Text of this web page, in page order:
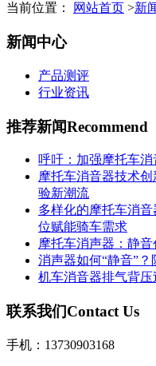
当前位置： 网站首页 >新
新闻中心
产品测评
行业资讯
推荐新闻Recommend
呼吁：加强摩托车
摩托车消音器技术
验新潮流
多样化的摩托车消
位赋能骑车需求
摩托车消声器：静
消声器如何“静音”
机车消音器排气背
联系我们Contact Us
手机：13730903168